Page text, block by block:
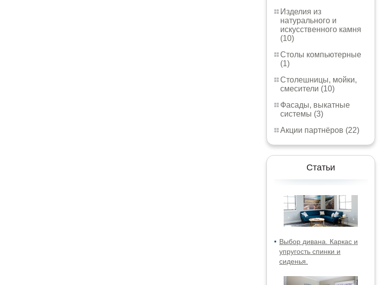
Изделия из
натурального и
искусственного камня
(10)
Столы компьютерные
(1)
Столешницы, мойки,
смесители (10)
Фасады, выкатные
системы (3)
Акции партнёров (22)
Статьи
Выбор дивана. Каркас и
упругость спинки и
сиденья.